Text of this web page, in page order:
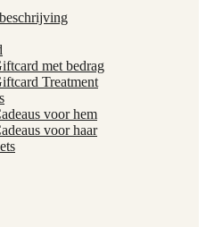
met bedrag
Treatment
voor hem
voor haar